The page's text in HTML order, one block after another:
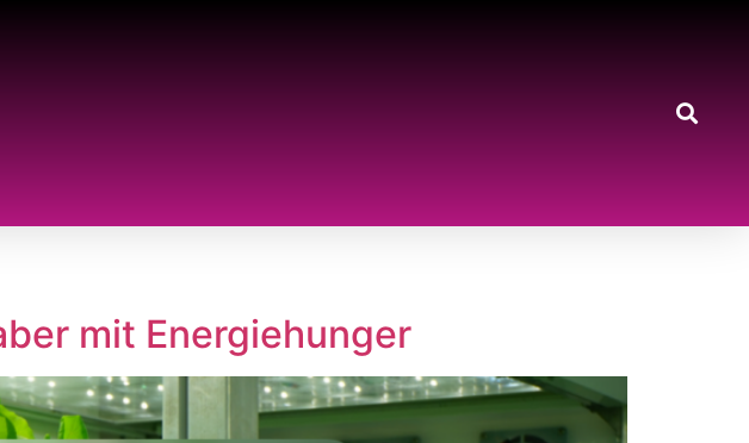
mit Energiehunger